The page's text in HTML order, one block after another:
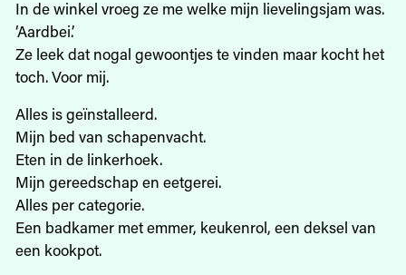
In de winkel vroeg ze me welke mijn lievelingsjam was.
‘Aardbei.’
Ze leek dat nogal gewoontjes te vinden maar kocht het
toch. Voor mij.
Alles is geïnstalleerd.
Mijn bed van schapenvacht.
Eten in de linkerhoek.
Mijn gereedschap en eetgerei.
Alles per categorie.
Een badkamer met emmer, keukenrol, een deksel van
een kookpot.